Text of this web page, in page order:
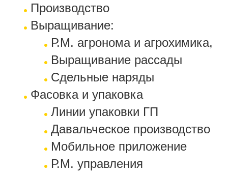
Производство
Выращивание:
Р.М. агронома и агрохимика,
Выращивание рассады
Сдельные наряды
Фасовка и упаковка
Линии упаковки ГП
Давальческое производство
Мобильное приложение
Р.М. управления